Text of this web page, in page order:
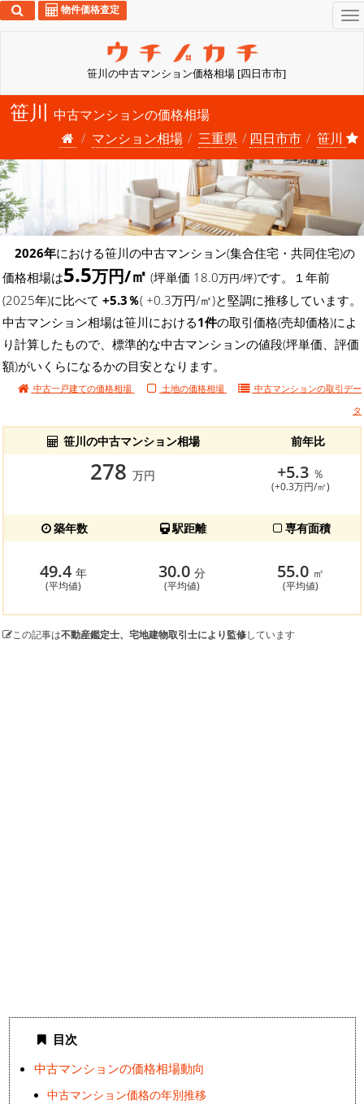
笹川の中古マンション価格相場 [四日市市]
物件価格査定
笹川 中古マンションの価格相場
マンション相場
三重県 四日市市 笹川
2026年における笹川の中古マンション(集合住宅・共同住宅)の
価格相場は5.5万円/㎡ (坪単価 18.0万円/坪)です。１年前
(2025年)に比べて +5.3％( +0.3万円/㎡)と堅調に推移しています。
中古マンション相場は笹川における1件の取引価格(売却価格)によ
り計算したもので、標準的な中古マンションの値段(坪単価、評価
額)がいくらになるかの目安となります。
中古一戸建ての価格相場 土地の価格相場 中古マンションの取引デー
タ
笹川の中古マンション相場 前年比
278 万円 +5.3 ％
(+0.3万円/㎡)
築年数 駅距離 専有面積
49.4 年
(平均値)
30.0 分
(平均値)
55.0 ㎡
(平均値)
この記事は不動産鑑定士、宅地建物取引士により監修しています
目次
中古マンションの価格相場動向
中古マンション価格の年別推移